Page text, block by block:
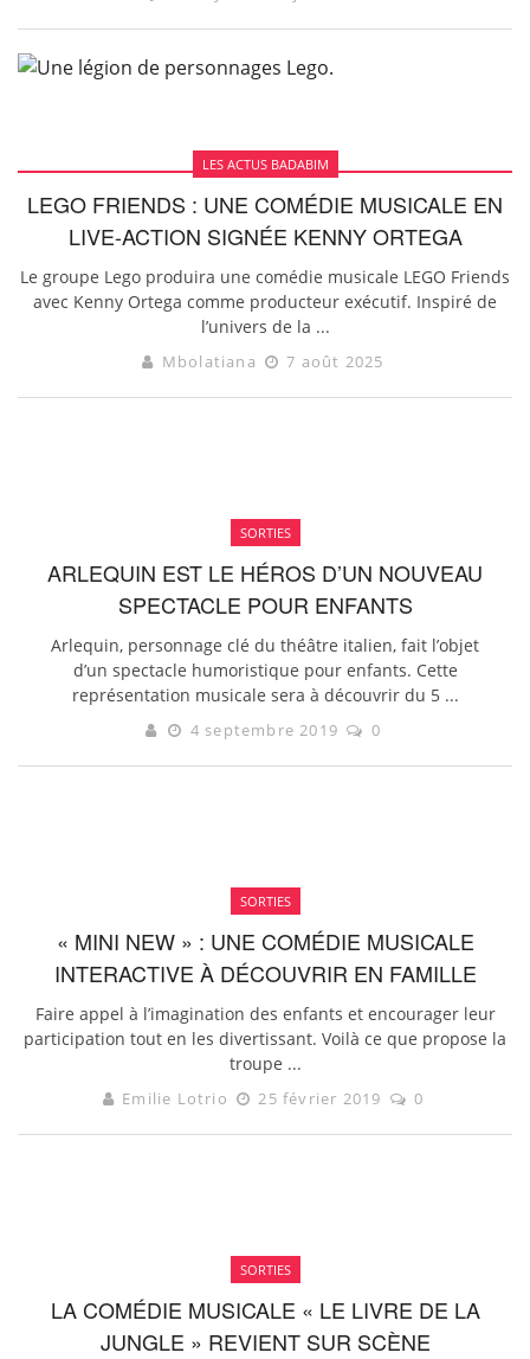
LES ACTUS BADABIM
LEGO FRIENDS : UNE COMÉDIE MUSICALE EN
LIVE-ACTION SIGNÉE KENNY ORTEGA
Le groupe Lego produira une comédie musicale LEGO Friends
avec Kenny Ortega comme producteur exécutif. Inspiré de
l’univers de la ...
Mbolatiana 7 août 2025
SORTIES
ARLEQUIN EST LE HÉROS D’UN NOUVEAU
SPECTACLE POUR ENFANTS
Arlequin, personnage clé du théâtre italien, fait l’objet
d’un spectacle humoristique pour enfants. Cette
représentation musicale sera à découvrir du 5 ...
4 septembre 2019 0
SORTIES
« MINI NEW » : UNE COMÉDIE MUSICALE
INTERACTIVE À DÉCOUVRIR EN FAMILLE
Faire appel à l’imagination des enfants et encourager leur
participation tout en les divertissant. Voilà ce que propose la
troupe ...
Emilie Lotrio 25 février 2019 0
SORTIES
LA COMÉDIE MUSICALE « LE LIVRE DE LA
JUNGLE » REVIENT SUR SCÈNE